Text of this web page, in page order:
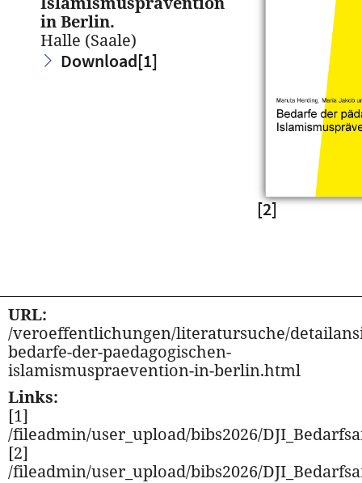
in Berlin.
Halle (Saale)
Download[1]
[2]
URL:
/veroeffentlichungen/literatursuche/
bedarfe-der-paedagogischen-
islamismuspraevention-in-berlin.html
Links:
[1]
/fileadmin/user_upload/bibs2026/
[2]
/fileadmin/user_upload/bibs2026/